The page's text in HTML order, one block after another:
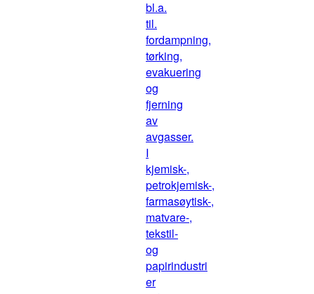
bl.a.
til.
fordampning,
tørking,
evakuering
og
fjerning
av
avgasser.
I
kjemisk-,
petrokjemisk-,
farmasøytisk-,
matvare-,
tekstil-
og
papirindustri
er